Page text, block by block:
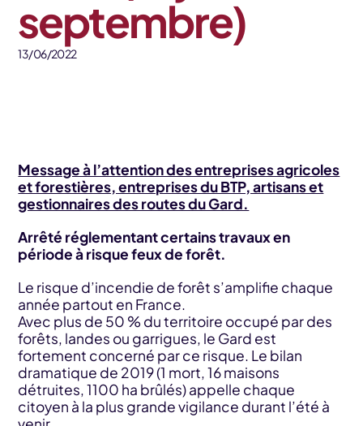
septembre)
13/06/2022
Message à l’attention des entreprises agricoles
et forestières, entreprises du BTP, artisans et
gestionnaires des routes du Gard.
Arrêté réglementant certains travaux en
période à risque feux de forêt.
Le risque d’incendie de forêt s’amplifie chaque
année partout en France.
Avec plus de 50 % du territoire occupé par des
forêts, landes ou garrigues, le Gard est
fortement concerné par ce risque. Le bilan
dramatique de 2019 (1 mort, 16 maisons
détruites, 1100 ha brûlés) appelle chaque
citoyen à la plus grande vigilance durant l’été à